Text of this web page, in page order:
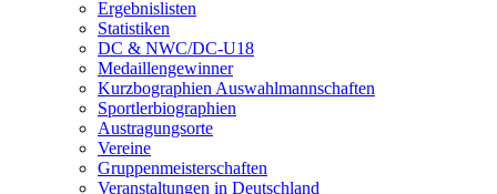
Ergebnislisten
Statistiken
DC & NWC/DC-U18
Medaillengewinner
Kurzbographien Auswahlmannschaften
Sportlerbiographien
Austragungsorte
Vereine
Gruppenmeisterschaften
Veranstaltungen in Deutschland